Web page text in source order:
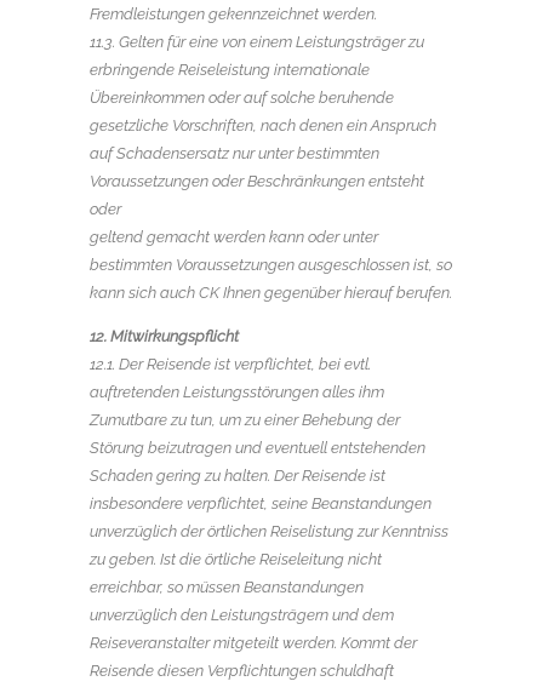
Fremdleistungen gekennzeichnet werden.
11.3. Gelten für eine von einem Leistungsträger zu
erbringende Reiseleistung internationale
Übereinkommen oder auf solche beruhende
gesetzliche Vorschriften, nach denen ein Anspruch
auf Schadensersatz nur unter bestimmten
Voraussetzungen oder Beschränkungen entsteht
oder
geltend gemacht werden kann oder unter
bestimmten Voraussetzungen ausgeschlossen ist, so
kann sich auch CK Ihnen gegenüber hierauf berufen.
12. Mitwirkungspflicht
12.1. Der Reisende ist verpflichtet, bei evtl.
auftretenden Leistungsstörungen alles ihm
Zumutbare zu tun, um zu einer Behebung der
Störung beizutragen und eventuell entstehenden
Schaden gering zu halten. Der Reisende ist
insbesondere verpflichtet, seine Beanstandungen
unverzüglich der örtlichen Reiselistung zur Kenntniss
zu geben. Ist die örtliche Reiseleitung nicht
erreichbar, so müssen Beanstandungen
unverzüglich den Leistungsträgern und dem
Reiseveranstalter mitgeteilt werden. Kommt der
Reisende diesen Verpflichtungen schuldhaft